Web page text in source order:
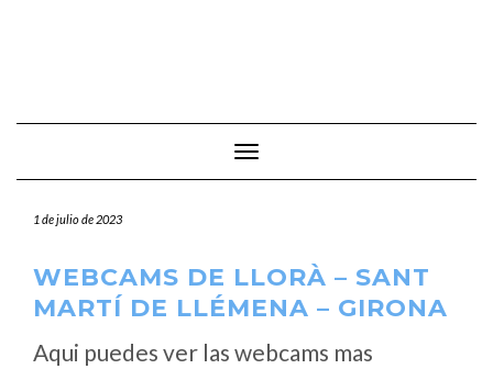
Cambiar modo de navegación
1 de julio de 2023
WEBCAMS DE LLORÀ – SANT
MARTÍ DE LLÉMENA – GIRONA
Aqui puedes ver las webcams mas